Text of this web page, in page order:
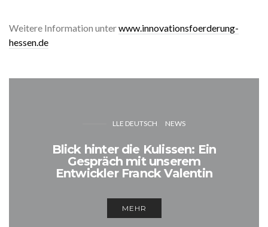
Weitere Information unterwww.innovationsfoerderung-
hessen.de
LLE DEUTSCH NEWS
Blick hinter die Kulissen: Ein
Gespräch mit unserem
Entwickler Franck Valentin
MEHR